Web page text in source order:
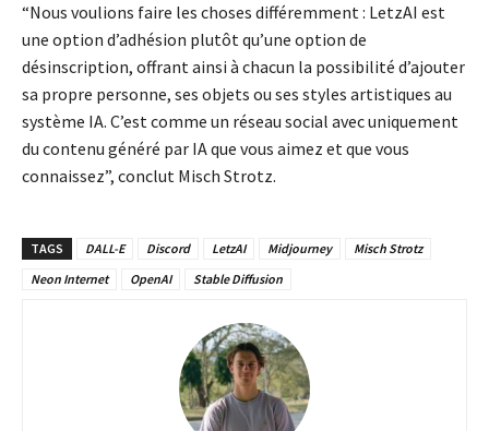
“Nous voulions faire les choses différemment : LetzAI est
une option d’adhésion plutôt qu’une option de
désinscription, offrant ainsi à chacun la possibilité d’ajouter
sa propre personne, ses objets ou ses styles artistiques au
système IA. C’est comme un réseau social avec uniquement
du contenu généré par IA que vous aimez et que vous
connaissez”, conclut Misch Strotz.
TAGS DALL-E Discord LetzAI Midjourney
Misch Strotz
Neon Internet
OpenAI Stable Diffusion